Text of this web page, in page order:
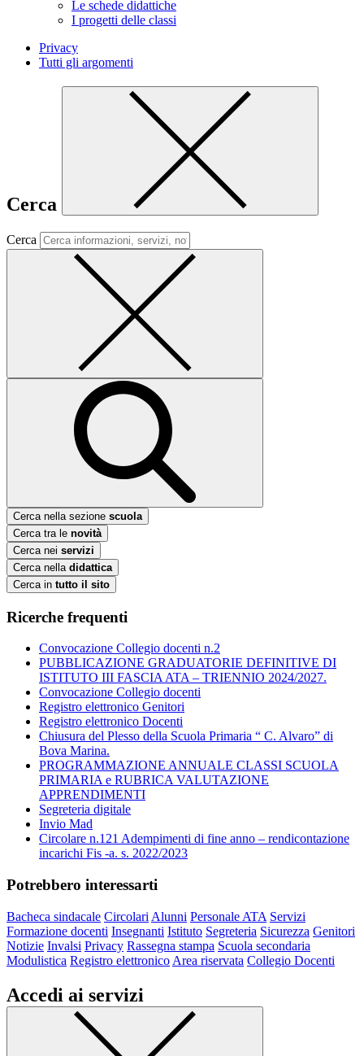
Le schede didattiche
I progetti delle classi
Privacy
Tutti gli argomenti
Cerca
Cerca
Cerca nella sezione scuola
Cerca tra le novità
Cerca nei servizi
Cerca nella didattica
Cerca in tutto il sito
Ricerche frequenti
Convocazione Collegio docenti n.2
PUBBLICAZIONE GRADUATORIE DEFINITIVE DI
ISTITUTO III FASCIA ATA – TRIENNIO 2024/2027.
Convocazione Collegio docenti
Registro elettronico Genitori
Registro elettronico Docenti
Chiusura del Plesso della Scuola Primaria “ C. Alvaro” di
Bova Marina.
PROGRAMMAZIONE ANNUALE CLASSI SCUOLA
PRIMARIA e RUBRICA VALUTAZIONE
APPRENDIMENTI
Segreteria digitale
Invio Mad
Circolare n.121 Adempimenti di fine anno – rendicontazione
incarichi Fis -a. s. 2022/2023
Potrebbero interessarti
Bacheca sindacale Circolari Alunni Personale ATA Servizi
Formazione docenti Insegnanti Istituto Segreteria Sicurezza Genitori
Notizie Invalsi Privacy Rassegna stampa Scuola secondaria
Modulistica Registro elettronico Area riservata Collegio Docenti
Accedi ai servizi